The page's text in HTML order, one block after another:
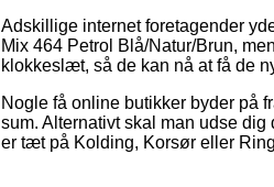
Adskillige internet foretagender
Mix 464 Petrol Blå/Natur/Brun,
klokkeslæt, så de kan nå at få de
Nogle få online butikker byder på
sum. Alternativt skal man udse
er tæt på Kolding, Korsør eller